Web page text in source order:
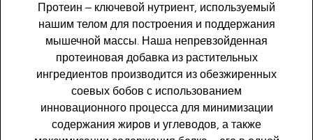
Протеин – ключевой нутриент, используемый
нашим телом для построения и поддержания
мышечной массы. Наша непревзойденная
протеиновая добавка из растительных
ингредиентов производится из обезжиренных
соевых бобов с использованием
инновационного процесса для минимизации
содержания жиров и углеводов, а также